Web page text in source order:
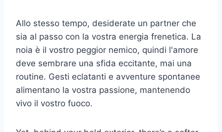
Allo stesso tempo, desiderate un partner che
sia al passo con la vostra energia frenetica. La
noia è il vostro peggior nemico, quindi l'amore
deve sembrare una sfida eccitante, mai una
routine. Gesti eclatanti e avventure spontanee
alimentano la vostra passione, mantenendo
vivo il vostro fuoco.